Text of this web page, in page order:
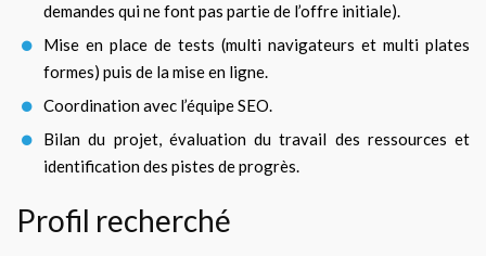
demandes qui ne font pas partie de l’offre initiale).
Mise en place de tests (multi navigateurs et multi plates
formes) puis de la mise en ligne.
Coordination avec l’équipe SEO.
Bilan du projet, évaluation du travail des ressources et
identification des pistes de progrès.
Profil recherché